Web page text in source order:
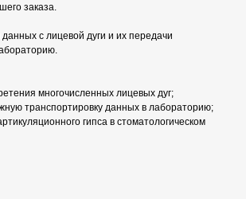
заказа.
с лицевой дуги и их передачи
многочисленных лицевых дуг;
транспортировку данных в лабораторию;
гипса в стоматологическом